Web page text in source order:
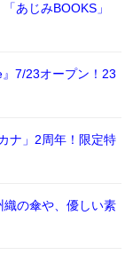
あじみBOOKS」
7/23オープン！23
ナ」2周年！限定特
の傘や、優しい素